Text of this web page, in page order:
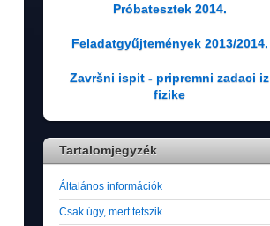
Próbatesztek 2014.
Feladatgyűjtemények 2013/2014.
Završni ispit - pripremni zadaci iz
fizike
Tartalomjegyzék
Általános információk
Csak úgy, mert tetszik…